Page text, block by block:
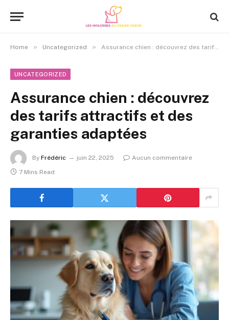
Home » Uncategorized » Assurance chien : découvrez des tarifs attractifs et des garanties adaptées
UNCATEGORIZED
Assurance chien : découvrez
des tarifs attractifs et des
garanties adaptées
By Frédéric juin 22, 2025
Aucun commentaire
7 Mins Read